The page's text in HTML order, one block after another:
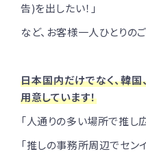
告)を出したい！」
など、お客様一人ひとりの
日本国内だけでなく、韓
用意しています！
「人通りの多い場所で推し
「推しの事務所周辺でセン